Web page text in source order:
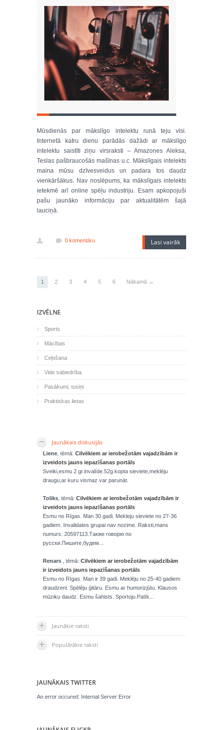
Mūsdienās par mākslīgo intelektu runā teju visi.
Internetā katru dienu parādās dažādi ar mākslīgo
intelektu saistīti ziņu virsraksti – Amazones Aleksa,
Teslas pašbraucošās mašīnas u.c. Mākslīgais intelekts
maina mūsu dzīvesveidus un padara tos daudz
vienkāršākus. Nav noslēpums, ka mākslīgais intelekts
ietekmē arī online spēļu industriju. Esam apkopojuši
pašu jaunāko informāciju par aktualitātēm šajā
lauciņā.
0 komentāru Lasi vairāk
1 2 3 4 5 6 Nākamā →
IZVĒLNE
Sports
Mācības
Ceļošana
Vide sabiedrība
Pasākumi, tusiņi
Praktiskas lietas
Jaunākais diskusijās
Liene , tēmā: Cilvēkiem ar ierobežotām vajadzībām ir
izveidots jauns iepazīšanas portāls
Sveiki,esmu 2 gr.invalíde.52g.kopta sieviete,meklēju
draugu,ar kuru vismaz var parunāt.
Toliks , tēmā: Cilvēkiem ar ierobežotām vajadzībām ir
izveidots jauns iepazīšanas portāls
Esmu no Rīgas. Man 30 gadi. Mekleju sieviete no 27-36
gadiem. Invalidates grupai nav nozime. Raksti,mans
numurs: 20597113.Также говорю по
русски.Пишите,будем...
Renars , tēmā: Cilvēkiem ar ierobežotām vajadzībām
ir izveidots jauns iepazīšanas portāls
Esmu no Rīgas. Man ir 39 gadi. Meklēju no 25-40 gadiem
draudzeni. Spēlēju ģitāru. Esmu ar humorizjūtu. Klausos
mūziku daudz. Esmu šahists. Sportoju.Patīk...
Jaunākie raksti
Populārākie raksti
JAUNĀKAIS TWITTER
An error occured: Internal Server Error